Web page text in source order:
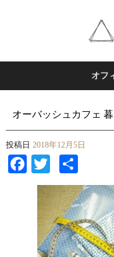
オフ
オーバッシュカフェ
投稿日 2018年12月5日
Facebook
Twitter
有